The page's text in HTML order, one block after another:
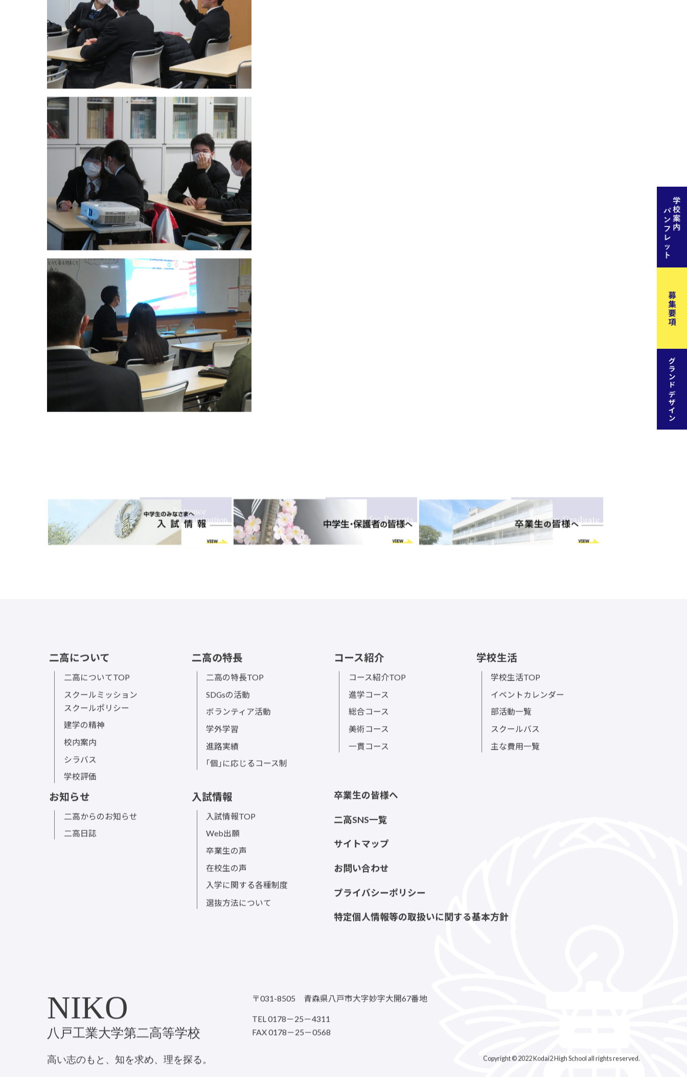
二高について
二高についてTOP
スクールポリシー
建学の精神
校内案内
シラバス
学校評価
二高の特長
二高の特長TOP
SDGsの活動
ボランティア活動
学外学習
進路実績
コース紹介
コース紹介TOP
進学コース
総合コース
美術コース
学校生活
学校生活TOP
イベントカレンダー
部活動一覧
スクールバス
お知らせ
二高からのお知らせ
入試情報
入試情報TOP
Web出願
卒業生の声
在校生の声
入学に関する各種制度
卒業生の皆様へ
二高SNS一覧
サイトマップ
お問い合わせ
プライバシーポリシー
NIKO
八戸工業大学第二高等学校
〒031-8505 青森県八戸市大字妙字大開67番地